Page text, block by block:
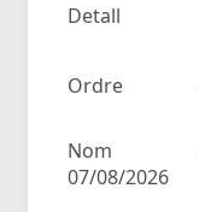
Detall
Ordre
Nom
07/08/2026